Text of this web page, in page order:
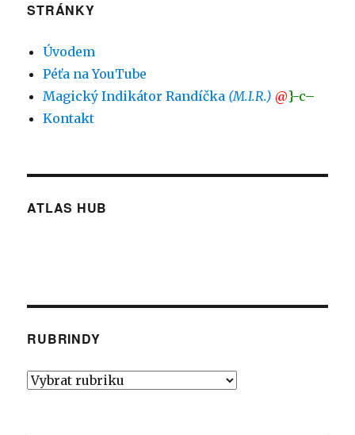
STRÁNKY
Úvodem
Péťa na YouTube
Magický Indikátor Randíčka (M.I.R.) @}-c–
Kontakt
ATLAS HUB
RUBRINDY
Rubrindy